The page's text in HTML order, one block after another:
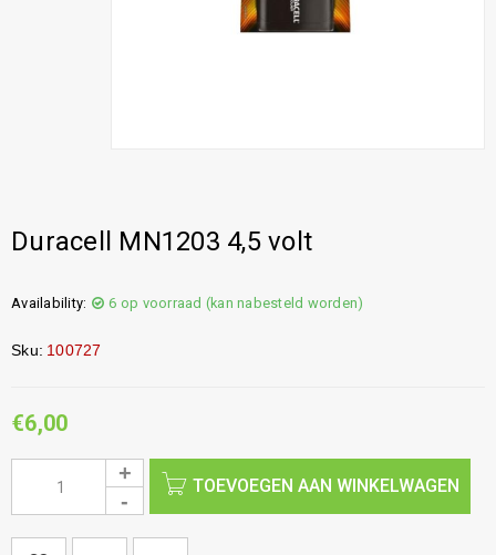
Duracell MN1203 4,5 volt
Availability: 6 op voorraad (kan nabesteld worden)
Sku: 100727
€6,00
TOEVOEGEN AAN WINKELWAGEN